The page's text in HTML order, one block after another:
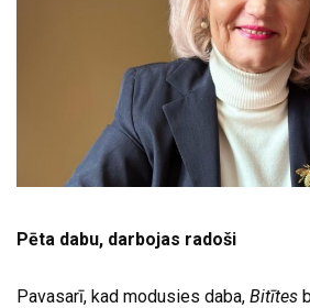
Pēta dabu, darbojas radoši
Pavasarī, kad modusies daba, Bitītes